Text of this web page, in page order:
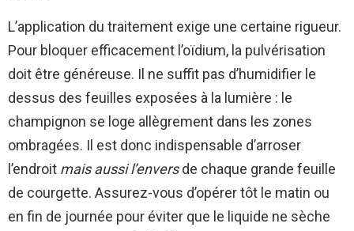
L’application du traitement exige une certaine rigueur.
Pour bloquer efficacement l’oïdium, la pulvérisation
doit être généreuse. Il ne suffit pas d’humidifier le
dessus des feuilles exposées à la lumière : le
champignon se loge allègrement dans les zones
ombragées. Il est donc indispensable d’arroser
l’endroit mais aussi l’enversde chaque grande feuille
de courgette. Assurez-vous d’opérer tôt le matin ou
en fin de journée pour éviter que le liquide ne sèche